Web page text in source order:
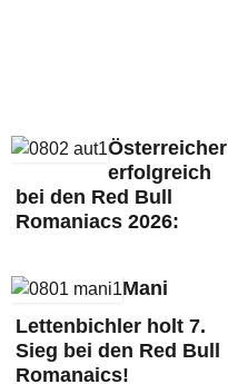
Österreicher
erfolgreich
bei den Red Bull
Romaniacs 2026:
Mani
Lettenbichler holt 7.
Sieg bei den Red Bull
Romanaics!